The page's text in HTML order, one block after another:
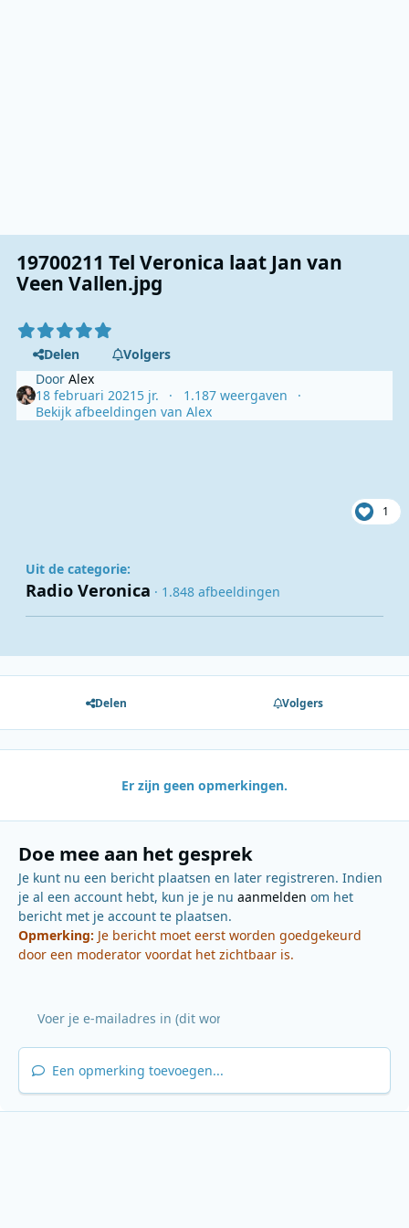
19700211 Tel Veronica laat Jan van
Veen Vallen.jpg
Delen
Volgers
DoorAlex
18 februari 2021 5 jr.
1.187 weergaven
Bekijk afbeeldingen van Alex
1
Uit de categorie:
Radio Veronica · 1.848 afbeeldingen
Delen Volgers
Er zijn geen opmerkingen.
Doe mee aan het gesprek
Je kunt nu een bericht plaatsen en later registreren. Indien
je al een account hebt, kun je je nu aanmelden om het
bericht met je account te plaatsen.
Opmerking: Je bericht moet eerst worden goedgekeurd
door een moderator voordat het zichtbaar is.
Een opmerking toevoegen...